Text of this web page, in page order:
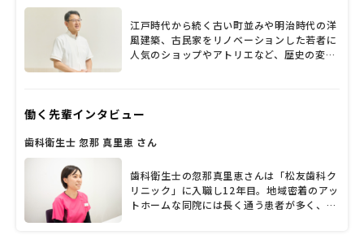
江戸時代から続く古い町並みや明治時代の洋
風建築、古民家をリノベーションした若者に
人気のショップやアトリエなど、歴史の変遷
ニック」だ。院長の松友豊伸先生がそれぞれ
し、子どもから高齢者まで幅広い診療を行っ
識して、院内の改装や設備投資を続けてきた
という松友院長に、診療方針や患者層、力を
入れていること、今後の展望など、たっぷり
働く先輩インタビュー
歯科衛生士 忽那 真里恵 さん
歯科衛生士の忽那真里恵さんは「松友歯科ク
リニック」に入職し12年目。地域密着のアッ
トホームな同院には長く通う患者が多く、